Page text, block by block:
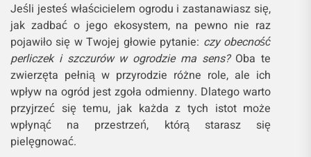
Jeśli jesteś właścicielem ogrodu i zastanawiasz się,
jak zadbać o jego ekosystem, na pewno nie raz
pojawiło się w Twojej głowie pytanie: czy obecność
perliczek i szczurów w ogrodzie ma sens?Oba te
zwierzęta pełnią w przyrodzie różne role, ale ich
wpływ na ogród jest zgoła odmienny. Dlatego warto
przyjrzeć się temu, jak każda z tych istot może
wpłynąć na przestrzeń, którą starasz się
pielęgnować.